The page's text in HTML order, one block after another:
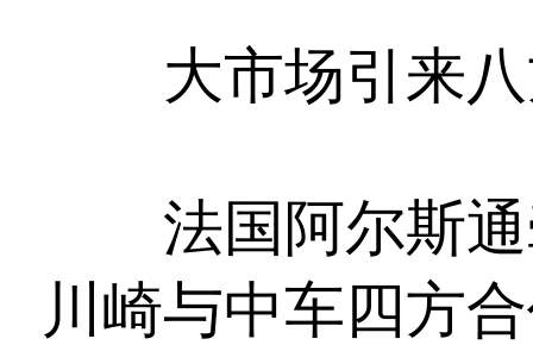
大市场引来八
法国阿尔斯通
川崎与中车四方